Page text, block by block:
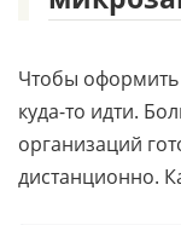
Чтобы оформить
куда-то идти.
организаций
дистанционно.